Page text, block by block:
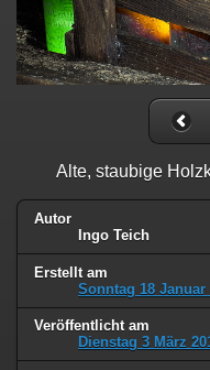
Alte, staubige
Autor
Ingo Teich
Erstellt am
Sonntag 18 Januar
Veröffentlicht am
Dienstag 3 März